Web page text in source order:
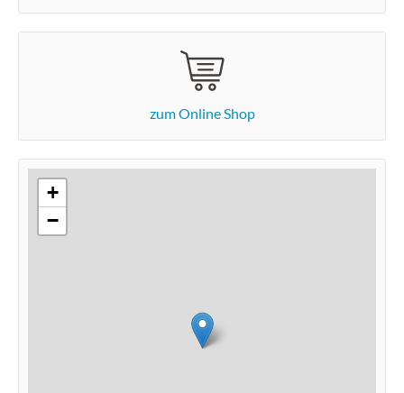
zum Online Shop
+
−